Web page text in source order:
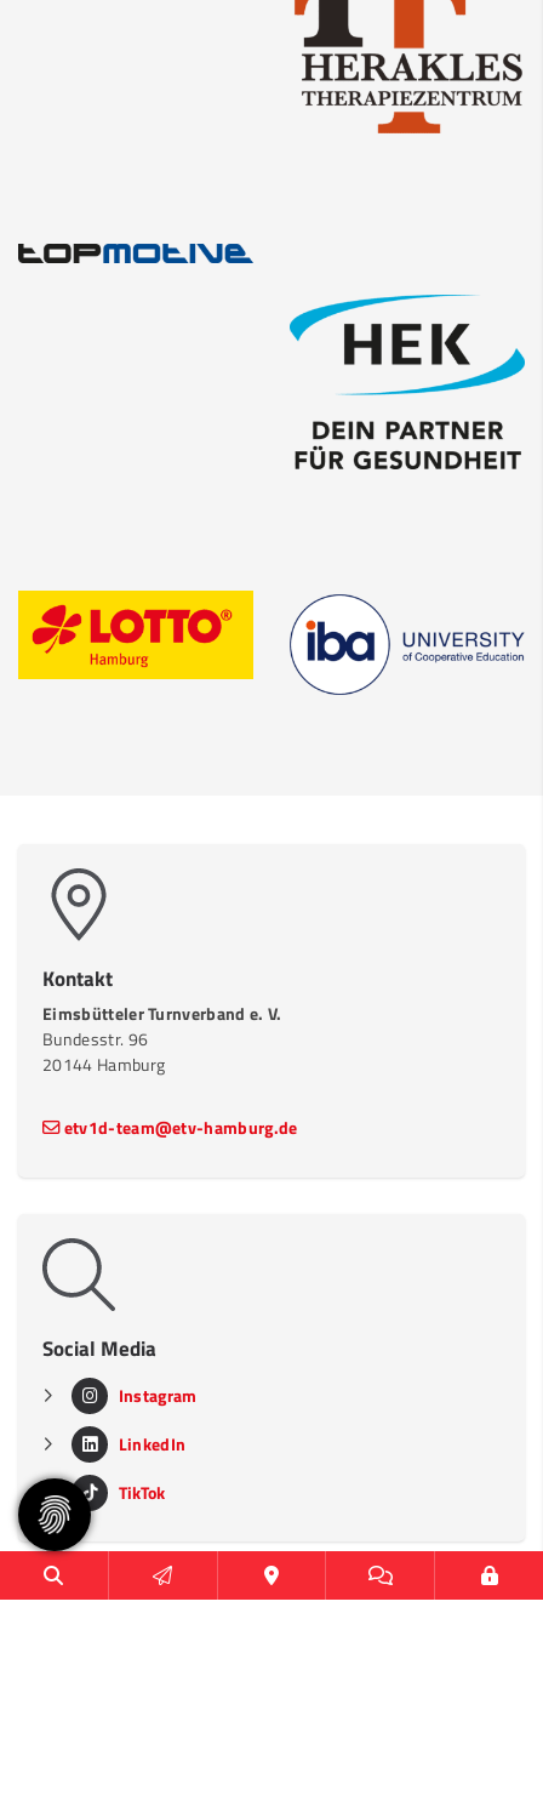
Kontakt
Eimsbütteler Turnverband e. V.
Bundesstr. 96
20144 Hamburg
etv1d-team@etv-hamburg.de
Social Media
Instagram
LinkedIn
TikTok